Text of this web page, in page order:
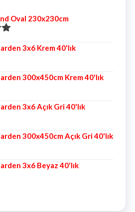
Oval 230x230cm
3x6 Krem 40'lık
300x450cm Krem 40'lık
3x6 Açık Gri 40'lık
300x450cm Açık Gri 40'lık
3x6 Beyaz 40'lık